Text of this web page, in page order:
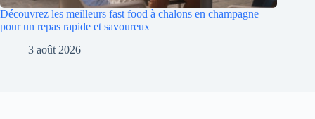
Découvrez les meilleurs fast food à chalons en champagne
pour un repas rapide et savoureux
3 août 2026